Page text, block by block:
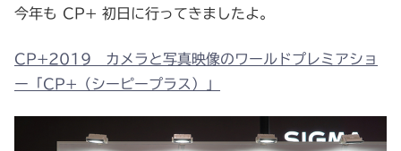
今年も CP+ 初日に行ってきましたよ。
CP+2019 カメラと写真映像のワールドプレミアショ
ー「CP+（シーピープラス）」